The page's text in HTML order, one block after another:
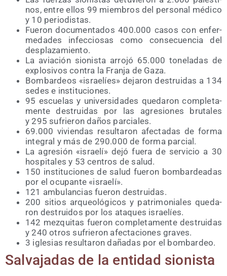
nos, entre ellos 99 miem­bros del per­so­nal médi­co
y 10 periodistas.
Fue­ron docu­men­ta­dos 400.000 casos con enfer­
me­da­des infec­cio­sas como con­se­cuen­cia del
desplazamiento.
La avia­ción sio­nis­ta arro­jó 65.000 tone­la­das de
explo­si­vos con­tra la Fran­ja de Gaza.
Bom­bar­deos «israe­líes» deja­ron des­trui­das a 134
sedes e instituciones.
95 escue­las y uni­ver­si­da­des que­da­ron com­ple­ta­
men­te des­trui­das por las agre­sio­nes bru­ta­les
y 295 sufrie­ron daños parciales.
69.000 vivien­das resul­ta­ron afec­ta­das de for­ma
inte­gral y más de 290.000 de for­ma parcial.
La agre­sión «israe­lí» dejó fue­ra de ser­vi­cio a 30
hos­pi­ta­les y 53 cen­tros de salud.
150 ins­ti­tu­cio­nes de salud fue­ron bom­bar­dea­das
por el ocu­pan­te «israe­lí».
121 ambu­lan­cias fue­ron destruidas.
200 sitios arqueo­ló­gi­cos y patri­mo­nia­les que­da­
ron des­trui­dos por los ata­ques israelíes.
142 mez­qui­tas fue­ron com­ple­ta­men­te des­trui­das
y 240 otros sufrie­ron afec­ta­cio­nes graves.
3 igle­sias resul­ta­ron daña­das por el bombardeo.
Sal­va­ja­das de la enti­dad sionista